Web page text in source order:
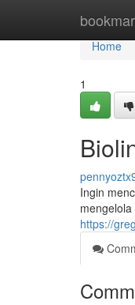
Home
Home
1
Ingin
https://